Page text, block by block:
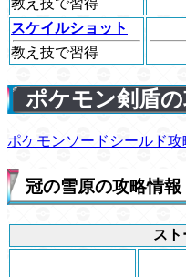
教え技で習得
スケイルショット
教え技で習得
ポケモン剣盾
ポケモンソードシールド
冠の雪原の攻略情報
ス